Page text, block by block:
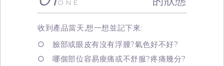
ONE
收到產品當天,想一想並記下來:
○ 臉部或眼皮有沒有浮腫?氣色好不好?
○ 哪個部位容易痠痛或不舒服?疼痛幾分?